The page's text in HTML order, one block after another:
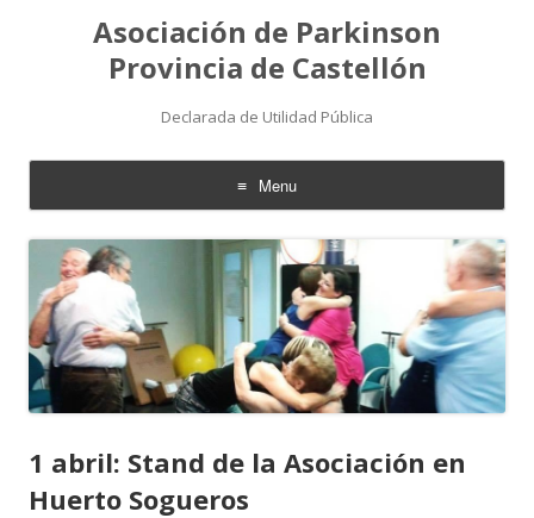
Asociación de Parkinson
Provincia de Castellón
Declarada de Utilidad Pública
Menu
Skip
to
content
1 abril: Stand de la Asociación en
Huerto Sogueros